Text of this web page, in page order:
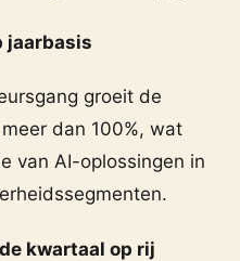
jaarbasis
groeit de
dan 100%, wat
van AI-oplossingen in
kwartaal op rij